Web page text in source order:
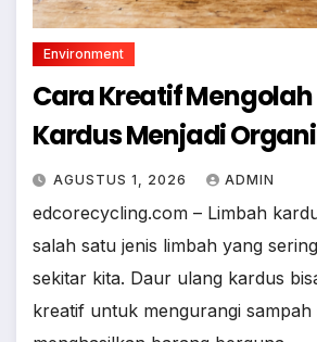
Environment
Cara Kreatif
Kardus Menjadi
AGUSTUS 1, 2026 ADMIN
edcorecycling.com – Limbah
salah satu jenis limbah yang
sekitar kita. Daur ulang kardus
kreatif untuk mengurangi sampah